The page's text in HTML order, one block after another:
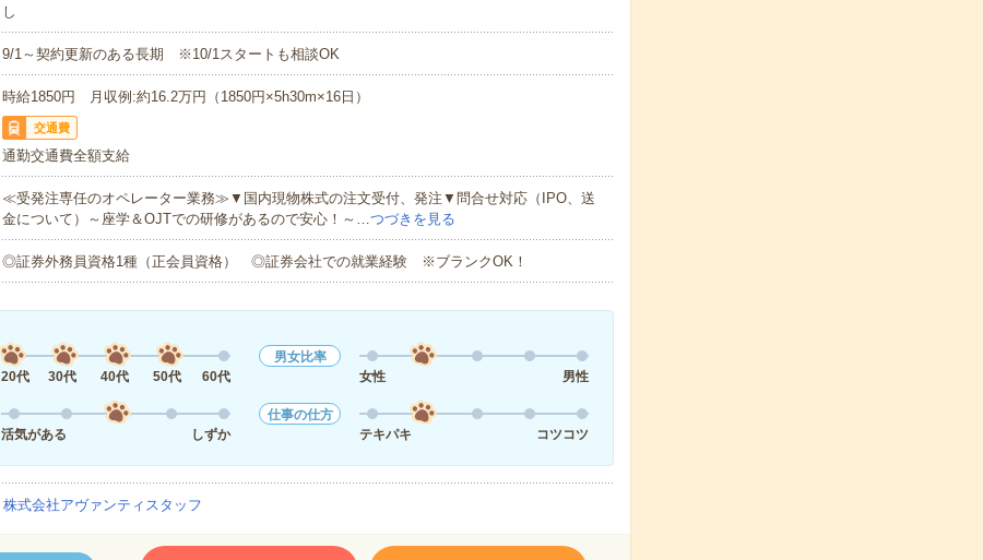
し
9/1～契約更新のある長期 ※10/1スタートも相談OK
時給1850円 月収例:約16.2万円（1850円×5h30m×16日）
交通費
通勤交通費全額支給
≪受発注専任のオペレーター業務≫▼国内現物株式の注文受付、発注▼問合せ対応（IPO、送
金について）～座学＆OJTでの研修があるので安心！～…つづきを見る
◎証券外務員資格1種（正会員資格） ◎証券会社での就業経験 ※ブランクOK！
20代
30代 40代 50代 60代
男女比率
女性
男性
活気がある
しずか
仕事の仕方
テキパキ
コツコツ
株式会社アヴァンティスタッフ